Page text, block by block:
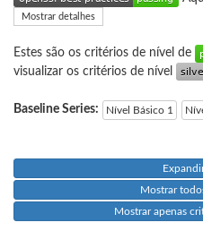
Mostrar detalhes
Estes são os critérios de nível de
visualizar os critérios de nível
Baseline Series: Nível Básico 1
Mostrar
Mostrar apenas